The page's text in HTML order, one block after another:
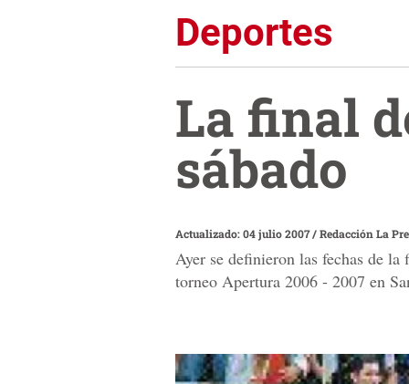
Deportes
La final
sábado
Actualizado: 04 julio 2007/Redacción La
Ayer se definieron las fechas de
torneo Apertura 2006 - 2007 en